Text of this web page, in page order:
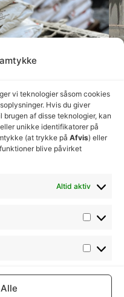
vi teknologier såsom cookies
Hvis du giver
brugen af disse teknologier, kan
unikke identifikatorer på
(at trykke på Afvis) eller
blive påvirket
Altid aktiv